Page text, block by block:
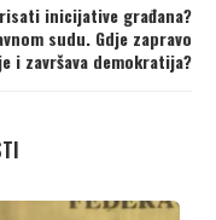
inicijative građana?
sudu. Gdje zapravo
i završava demokratija?